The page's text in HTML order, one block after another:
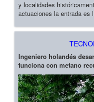
y localidades
actuaciones la entrada es
Ingeniero holandés
funciona con metano